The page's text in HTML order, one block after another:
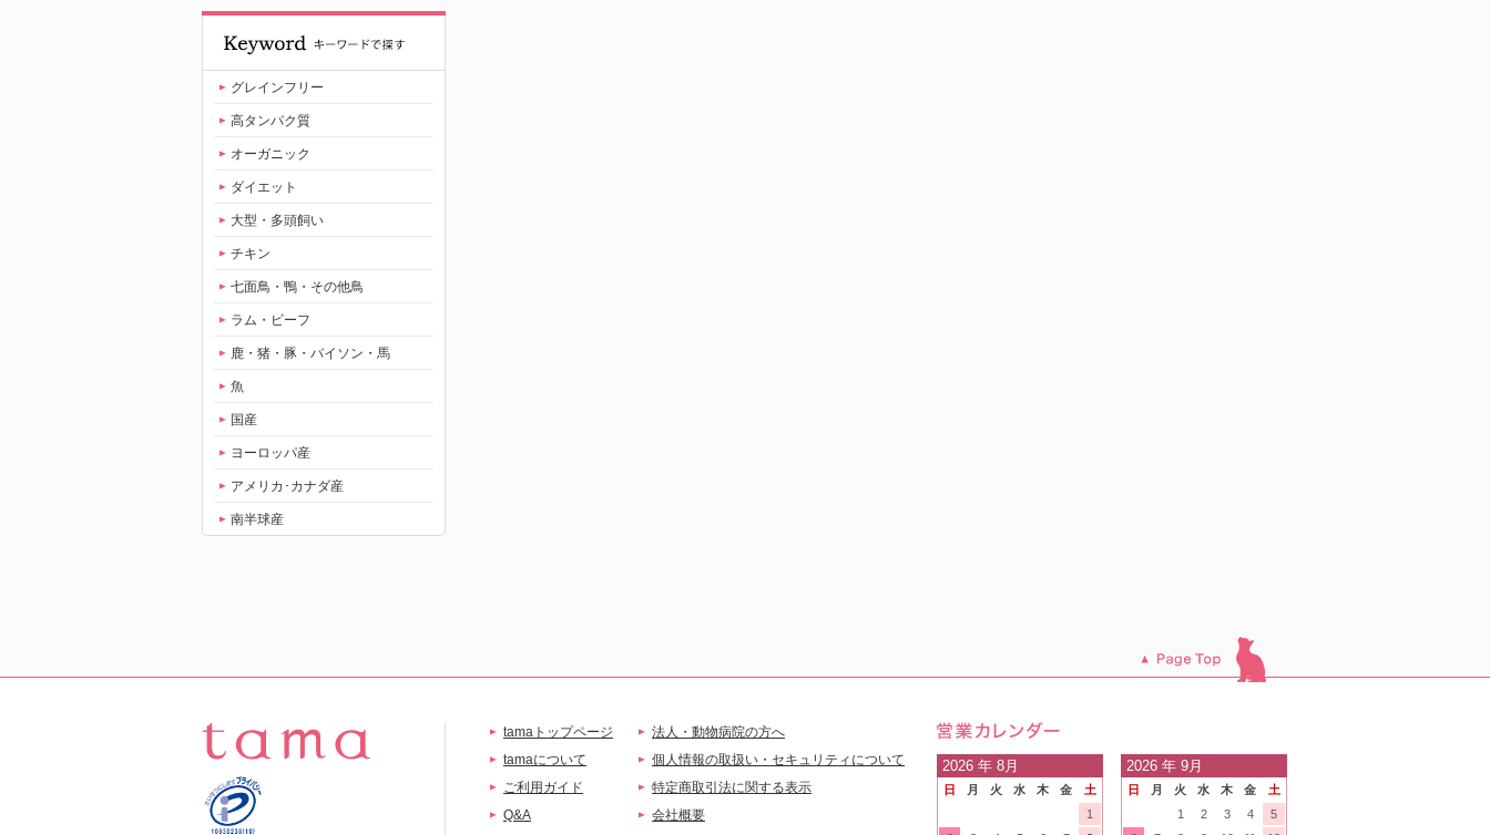
グレインフリー
高タンパク質
オーガニック
ダイエット
大型・多頭飼い
チキン
七面鳥・鴨・その他鳥
ラム・ビーフ
鹿・猪・豚・バイソン・馬
魚
国産
ヨーロッパ産
アメリカ･カナダ産
南半球産
tamaトップページ
tamaについて
ご利用ガイド
Q&A
法人・動物病院の方へ
個人情報の取扱い・セキュリティについて
特定商取引法に関する表示
会社概要
営業日の
ご案内
2026 年 8月
日 月 火 水 木 金
土
1
2026 年 9月
日 月 火 水 木 金
土
1
2 3 4
5